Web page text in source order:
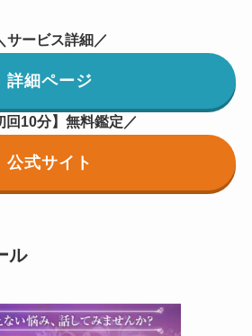
サービス詳細／
詳細ページ
回10分】無料鑑定／
公式サイト
ル